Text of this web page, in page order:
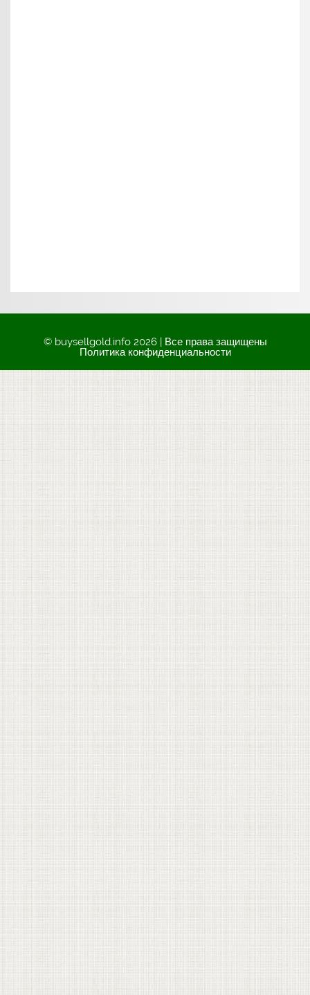
© buysellgold.info 2026 | Все права защищены
Политика конфиденциальности